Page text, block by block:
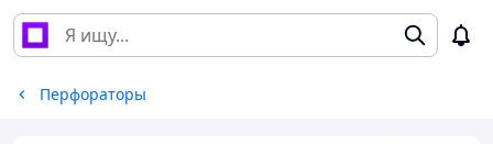
Перфораторы